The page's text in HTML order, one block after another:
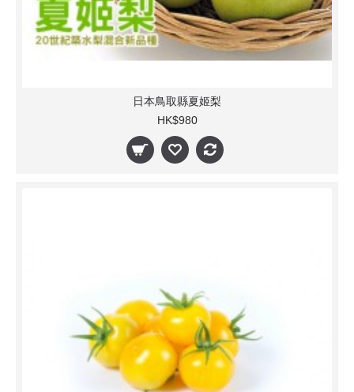
日本鳥取縣夏姬梨
HK$980